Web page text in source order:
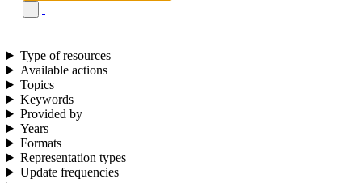
Type of resources
Available actions
Topics
Keywords
Provided by
Years
Formats
Representation types
Update frequencies